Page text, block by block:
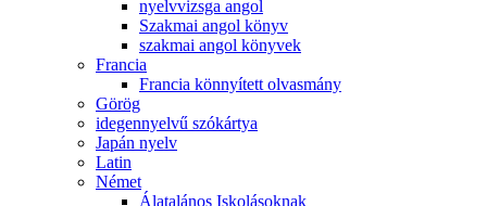
nyelvvizsga angol
Szakmai angol könyv
szakmai angol könyvek
Francia
Francia könnyített olvasmány
Görög
idegennyelvű szókártya
Japán nyelv
Latin
Német
Álatalános Iskolásoknak